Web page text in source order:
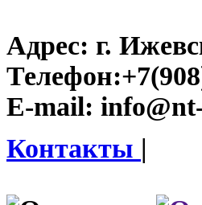
Адрес: г.
Телефон:
E-mail:
Контакты |